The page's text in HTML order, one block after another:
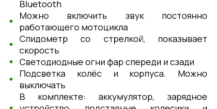
Bluetooth
Можно включить звук постоянно
работающего мотоцикла
Спидометр со стрелкой, показывает
скорость
Светодиодные огни фар спереди и сзади
Подсветка колёс и корпуса. Можно
выключать
В комплекте: аккумулятор, зарядное